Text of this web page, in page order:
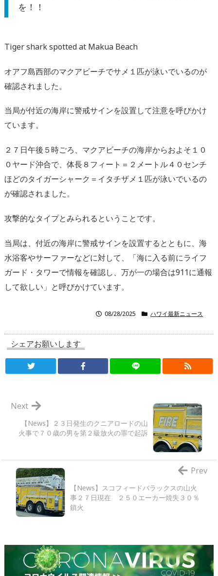
を！！
Tiger shark spotted at Makua Beach
オアフ島西部のマクアビーチでサメ１匹が泳いでいるのが
確認されました。
当局が付近の海岸に警戒サインを設置して注意を呼びかけ
ています。
２７日午後５時ごろ、マクアビーチの海岸からおよそ１０
０ヤード沖合で、体長８フィート＝２メートル４０センチ
ほどのタイガーシャーク＝イタチザメ１匹が泳いでいるの
が確認されました。
攻撃的なタイプとみられるということです。
当局は、付近の海岸に警戒サインを設置するとともに、海
水浴客やサーファーなどに対して、「海に入る前にライフ
ガード・タワーで情報を確認し、万が一の場合は911に通報
して欲しい」と呼びかけています。
08/28/2025 ハワイ最新ニュース
シェアお願いします
【News】２３日発生のクニアロードの山
火事で７０歳の男を第２級放火の罪で起訴
Next
【News】スコフィードバラックスの山火
事２７日現在 ２５０エーカー焼失３０％
鎮火
Prev